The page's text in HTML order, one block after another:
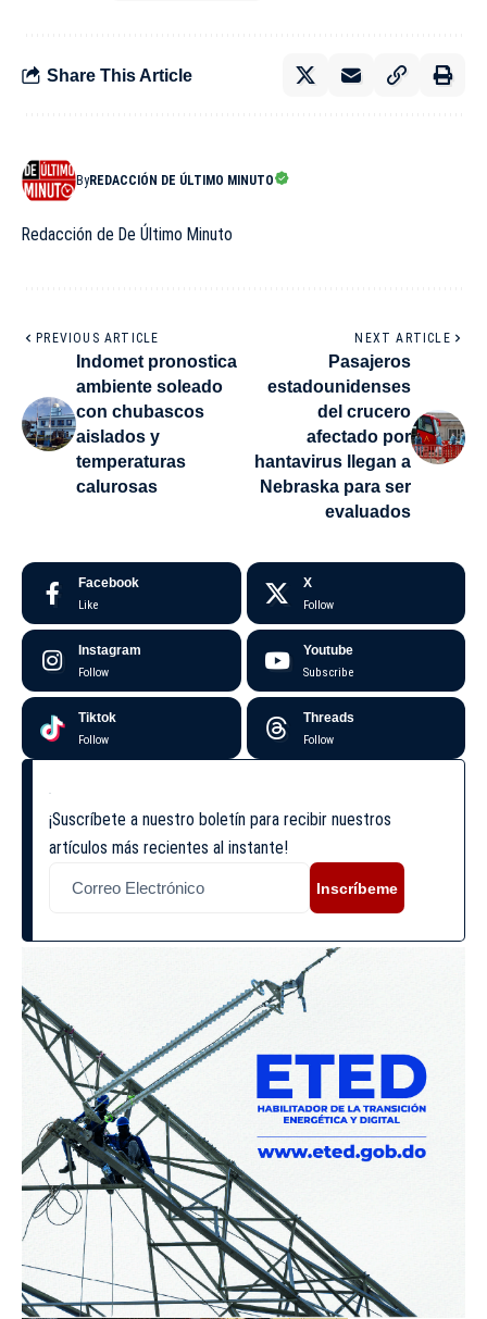
Share This Article
ByREDACCIÓN DE ÚLTIMO MINUTO
Redacción de De Último Minuto
PREVIOUS ARTICLE
Indomet pronostica
ambiente soleado
con chubascos
aislados y
temperaturas
calurosas
NEXT ARTICLE
Pasajeros
estadounidenses
del crucero
afectado por
hantavirus llegan a
Nebraska para ser
evaluados
Facebook
Like
X
Follow
Instagram
Follow
Youtube
Subscribe
Tiktok
Follow
Threads
Follow
¡Suscríbete a nuestro boletín para recibir nuestros
artículos más recientes al instante!
Inscríbeme